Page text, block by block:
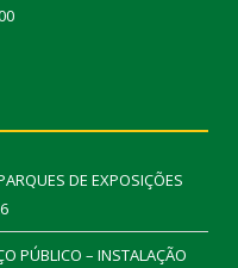
DE EXPOSIÇÕES
PÚBLICO – INSTALAÇÃO